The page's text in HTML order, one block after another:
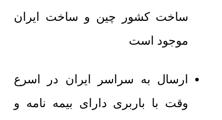
ساخت کشور چین و ساخت ایران
موجود است
ارسال به سراسر ایران در اسرع
وقت با باربری دارای بیمه نامه و